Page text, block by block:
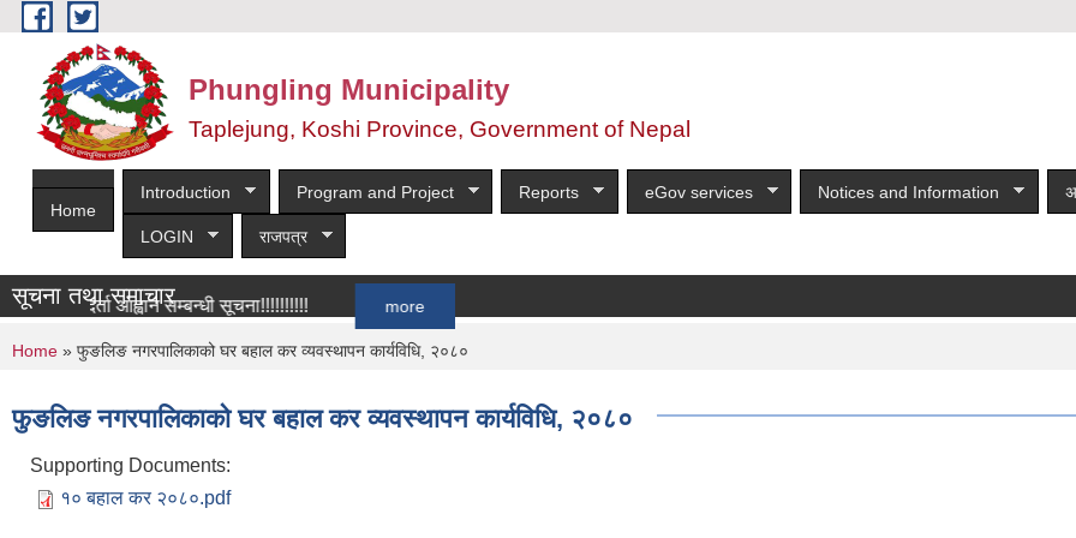
Skip to main content
Phungling Municipality
Taplejung, Koshi Province, Government of Nepal
Home
Introduction Program and Project Reports eGov services Notices and Information
LOGIN राजपत्र
सूचना तथा समाचार
दर्ता आह्वान सम्बन्धी सूचना!!!!!!!!!!
You are here
Home » फुङलिङ नगरपालिकाको घर बहाल कर व्यवस्थापन कार्यविधि, २०८०
फुङलिङ नगरपालिकाको घर बहाल कर व्यवस्थापन कार्यविधि, २०८०
Supporting Documents:
१० बहाल कर २०८०.pdf